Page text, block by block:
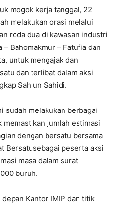
mogok kerja tanggal, 22
melakukan orasi melalui
roda dua di kawasan industri
Bahomakmur – Fatufia dan
untuk mengajak dan
dan terlibat dalam aksi
Sahlun Sahidi.
sudah melakukan berbagai
memastikan jumlah estimasi
dengan bersatu bersama
Bersatusebagai peserta aksi
masa dalam surat
buruh.
depan Kantor IMIP dan titik